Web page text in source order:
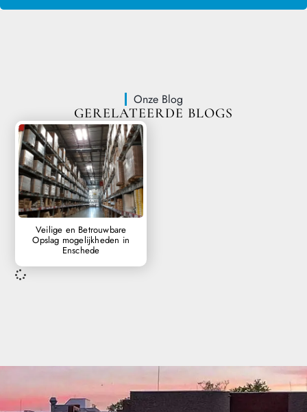
Onze Blog
GERELATEERDE BLOGS
Veilige en Betrouwbare
Opslag mogelijkheden in
Enschede